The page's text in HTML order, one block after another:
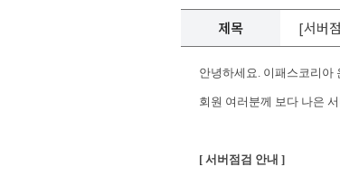
제목 [서버
안녕하세요. 이패스코리아
회원 여러분께 보다 나은
[ 서버점검 안내 ]